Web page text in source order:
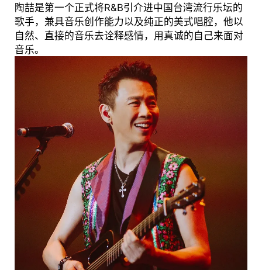
陶喆是第一个正式将R&B引介进中国台湾流行乐坛的
歌手，兼具音乐创作能力以及纯正的美式唱腔，他以
自然、直接的音乐去诠释感情，用真诚的自己来面对
音乐。